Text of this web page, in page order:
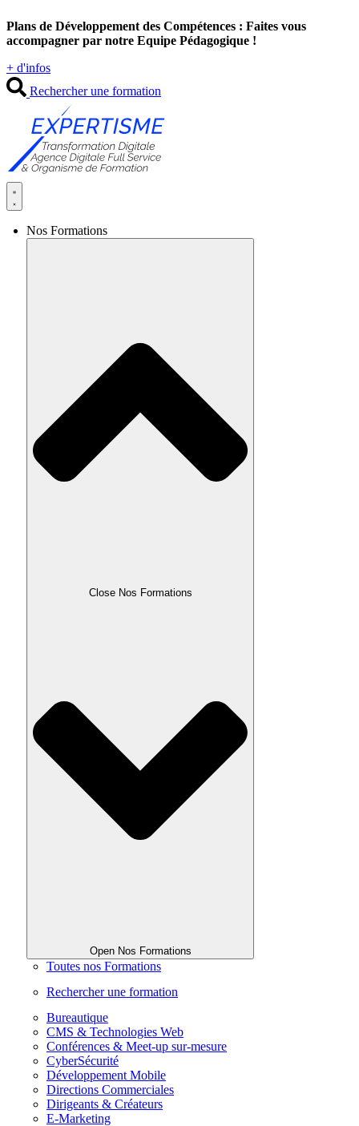
au
contenu
Plans de Développement des Compétences : Faites vous
accompagner par notre Equipe Pédagogique !
+ d'infos
Rechercher une formation
Nos Formations
Close Nos Formations
Open Nos Formations
Toutes nos Formations
Rechercher une formation
Bureautique
CMS & Technologies Web
Conférences & Meet-up sur-mesure
CyberSécurité
Développement Mobile
Directions Commerciales
Dirigeants & Créateurs
E-Marketing